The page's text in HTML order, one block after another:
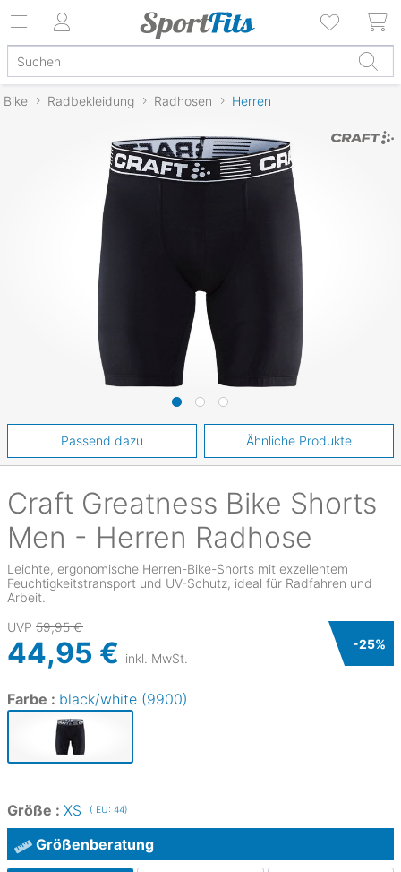
Bike Radbekleidung Radhosen Herren
Craft Greatness Bike Shorts
Men - Herren Radhose
Leichte, ergonomische Herren-Bike-Shorts mit exzellentem
Feuchtigkeitstransport und UV-Schutz, ideal für Radfahren und
Arbeit.
UVP 59,95 €
44,95 € inkl. MwSt.
-25%
Farbe : black/white (9900)
Größe : XS ( EU: 44)
Größenberatung
Passend dazu Ähnliche Produkte